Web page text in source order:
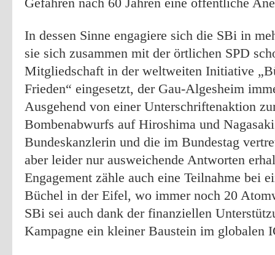
In dessen Sinne engagiere sich die SBi in
sie sich zusammen mit der örtlichen SPD
Mitgliedschaft in der weltweiten Initiative
Frieden“ eingesetzt, der Gau-Algesheim
Ausgehend von einer Unterschriftenaktion
Bombenabwurfs auf Hiroshima und
Bundeskanzlerin und die im Bundestag
aber leider nur ausweichende Antworten
Engagement zähle auch eine Teilnahme bei
Büchel in der Eifel, wo immer noch 20
SBi sei auch dank der finanziellen
Kampagne ein kleiner Baustein im globalen